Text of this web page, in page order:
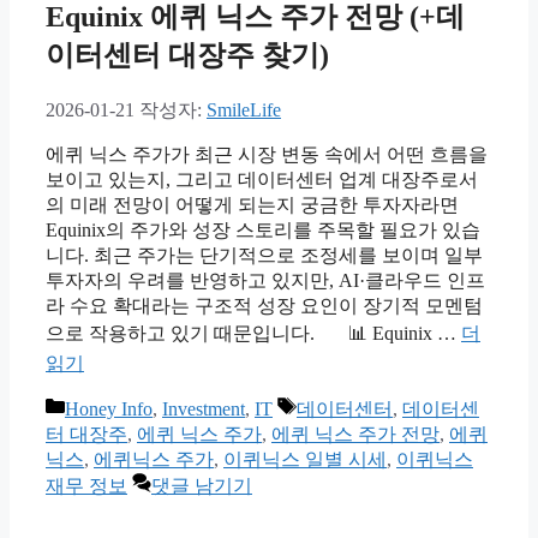
Equinix 에퀴 닉스 주가 전망 (+데
이터센터 대장주 찾기)
2026-01-21 작성자: SmileLife
에퀴 닉스 주가가 최근 시장 변동 속에서 어떤 흐름을
보이고 있는지, 그리고 데이터센터 업계 대장주로서
의 미래 전망이 어떻게 되는지 궁금한 투자자라면
Equinix의 주가와 성장 스토리를 주목할 필요가 있습
니다. 최근 주가는 단기적으로 조정세를 보이며 일부
투자자의 우려를 반영하고 있지만, AI·클라우드 인프
라 수요 확대라는 구조적 성장 요인이 장기적 모멘텀
으로 작용하고 있기 때문입니다. 📊 Equinix … 더
읽기
카
테
고
리
Honey Info, Investment, IT
태
그
데이터센터 , 데이터센
터 대장주, 에퀴 닉스 주가, 에퀴 닉스 주가 전망, 에퀴
닉스, 에퀴닉스 주가, 이퀴닉스 일별 시세 , 이퀴닉스
재무 정보
댓글 남기기